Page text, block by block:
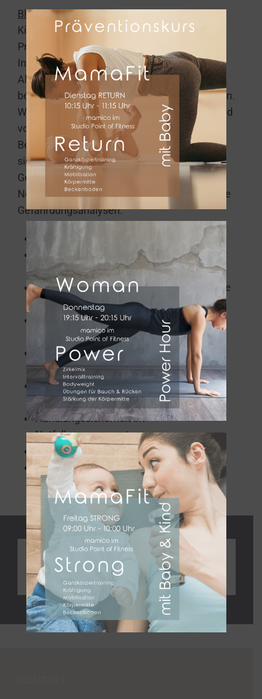
Block 2 – Theorie & Praxis
Kinderunfälle sind durch Aufklärung und
Prävention zu 60 % vermeidbar. Gute
Informationen helfen Risiken für Kinder im
Alltag wahrzunehmen, und sie richtig zu
bewerten. Denn Sicherheit beginnt mit Wissen.
Wir bauen auf das Grundlagenseminar anhand
von Praxisbeispielen auf, und lernen die
Bedeutung von Risikokompetenz für die
sichere Entwicklung eines Kindes kennen.
Gemeinsam erarbeiten wir ein
Notfallmanagement, und erstellen individuelle
Gefährdungsanalysen.
Die Bedeutung von Risikokompetenz
Toolboxvorstellung zur Unterstützung der
Risikokompetenz
Informationen und Praxisbeispiele für eine
kindersichere Umgebung
Maßnahmen und Sicherheitschecklisten
für ein kindersicheres Zuhause
Sichere Gestaltung von Räumen und
Wohnumgebung
Empfehlungen zu
Kindersicherheitsprodukten
Handlungssicherheit im
Notfallmanagement
Gefährdungsanalyse
Elterninformationen für Projektwochen,
Elternabende oder Briefe
Kindersicherheit & Unfallprävention
- Seminar Qualifikation
Kindertagespflege